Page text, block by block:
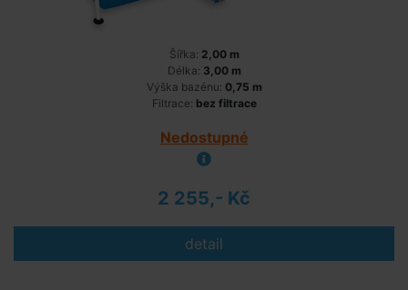
Šířka: 2,00 m
Délka: 3,00 m
Výška bazénu: 0,75 m
Filtrace: bez filtrace
Nedostupné
2 255,- Kč
detail